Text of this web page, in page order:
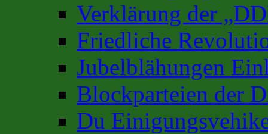
Verklärung der
Friedliche
Jubelblähungen
Blockparteien der
Du